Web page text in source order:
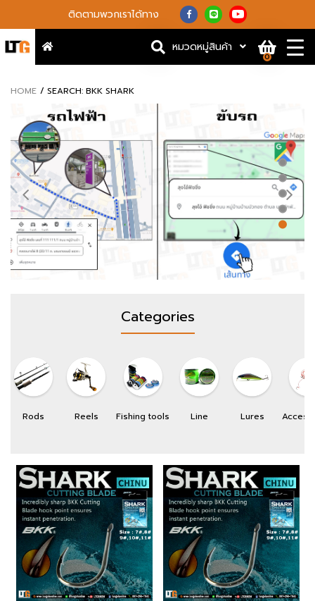
ติดตามพวกเราได้ทาง
หมวดหมู่สินค้า
0
HOME SEARCH: BKK SHARK
Categories
Rods Reels Fishing tools Line Lures